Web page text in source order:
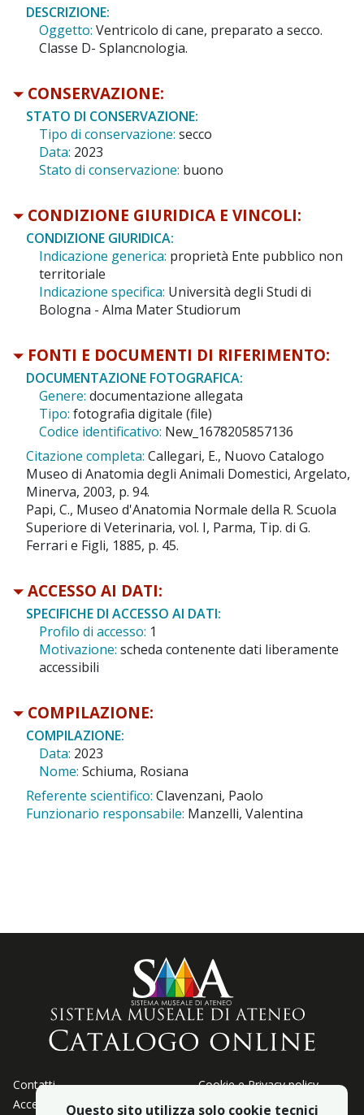
DESCRIZIONE:
Oggetto: Ventricolo di cane, preparato a secco.
Classe D- Splancnologia.
CONSERVAZIONE:
STATO DI CONSERVAZIONE:
Tipo di conservazione: secco
Data: 2023
Stato di conservazione: buono
CONDIZIONE GIURIDICA E VINCOLI:
CONDIZIONE GIURIDICA:
Indicazione generica: proprietà Ente pubblico non
territoriale
Indicazione specifica: Università degli Studi di
Bologna - Alma Mater Studiorum
FONTI E DOCUMENTI DI RIFERIMENTO:
DOCUMENTAZIONE FOTOGRAFICA:
Genere: documentazione allegata
Tipo: fotografia digitale (file)
Codice identificativo: New_1678205857136
Citazione completa: Callegari, E., Nuovo Catalogo
Museo di Anatomia degli Animali Domestici, Argelato,
Minerva, 2003, p. 94.
Papi, C., Museo d'Anatomia Normale della R. Scuola
Superiore di Veterinaria, vol. I, Parma, Tip. di G.
Ferrari e Figli, 1885, p. 45.
ACCESSO AI DATI:
SPECIFICHE DI ACCESSO AI DATI:
Profilo di accesso: 1
Motivazione: scheda contenente dati liberamente
accessibili
COMPILAZIONE:
COMPILAZIONE:
Data: 2023
Nome: Schiuma, Rosiana
Referente scientifico: Clavenzani, Paolo
Funzionario responsabile: Manzelli, Valentina
Contatti
Accessibiltà
Cookie e Privacy policy
Crediti
Questo sito utilizza solo cookie tecnici